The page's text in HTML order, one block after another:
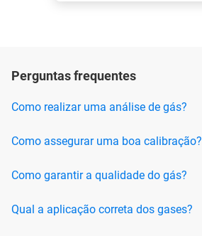
Perguntas frequentes
Como realizar uma análise de gás?
Como assegurar uma boa calibração?
Como garantir a qualidade do gás?
Qual a aplicação correta dos gases?